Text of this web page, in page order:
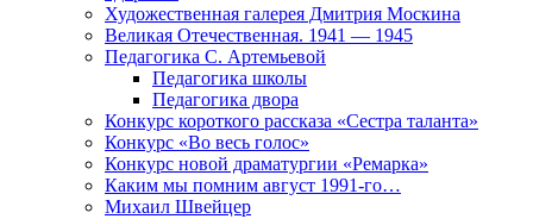
Художественная галерея Дмитрия Москина
Великая Отечественная. 1941 — 1945
Педагогика С. Артемьевой
Педагогика школы
Педагогика двора
Конкурс короткого рассказа «Сестра таланта»
Конкурс «Во весь голос»
Конкурс новой драматургии «Ремарка»
Каким мы помним август 1991-го…
Михаил Швейцер